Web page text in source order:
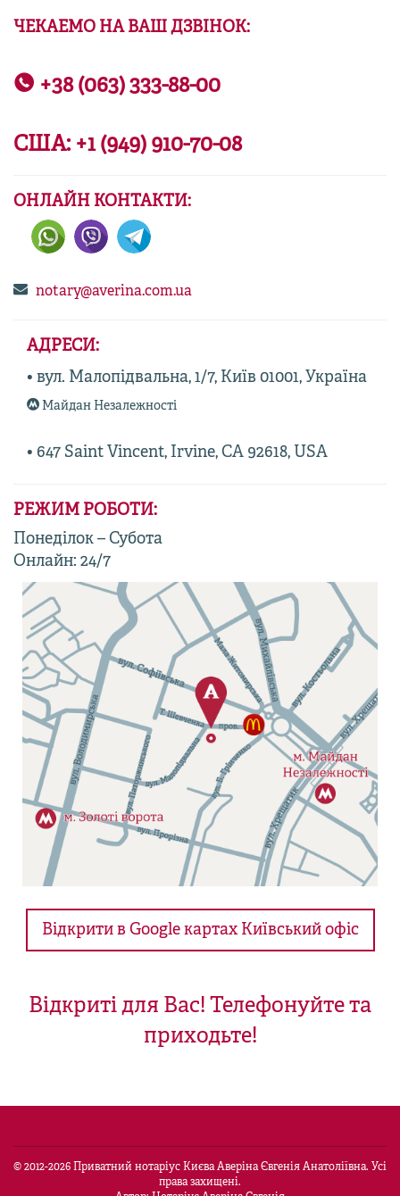
ЧЕКАЕМО НА ВАШ ДЗВІНОК:
+38 (063) 333-88-00
США: +1 (949) 910-70-08
ОНЛАЙН КОНТАКТИ:
notary@averina.com.ua
АДРЕСИ:
• вул. Малопідвальна, 1/7, Київ 01001, Україна
Майдан Незалежності
• 647 Saint Vincent, Irvine, CA 92618, USA
РЕЖИМ РОБОТИ:
Понеділок – Субота
Онлайн: 24/7
Відкрити в Google картах Київський офіс
Відкриті для Вас! Телефонуйте та
приходьте!
© 2012-2026 Приватний нотаріус Києва Аверіна Євгенія Анатоліївна. Усі
права захищені.